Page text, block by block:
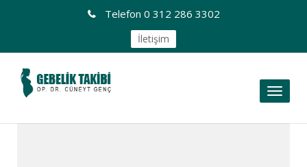
Telefon 0 312 286 3302
İletişim
Toggle